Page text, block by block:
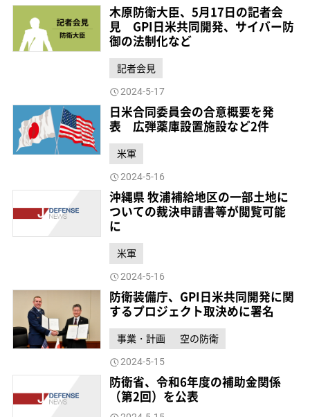
木原防衛大臣、5月17日の記者会
見 GPI日米共同開発、サイバー防
御の法制化など
記者会見
2024-5-17
日米合同委員会の合意概要を発
表 広弾薬庫設置施設など2件
米軍
2024-5-16
沖縄県 牧浦補給地区の一部土地に
ついての裁決申請書等が閲覧可能
に
米軍
2024-5-16
防衛装備庁、GPI日米共同開発に関
するプロジェクト取決めに署名
事業・計画 空の防衛
2024-5-15
防衛省、令和6年度の補助金関係
（第2回）を公表